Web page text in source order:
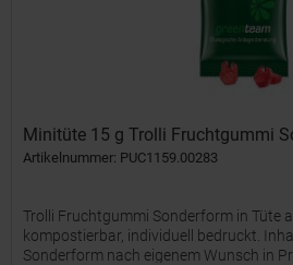
Minitüte 15 g Trolli Fruchtgummi
Artikelnummer: PUC1159.00283
Trolli Fruchtgummi Sonderform in Tüte
kompostierbar, individuell bedruckt.
Sonderform nach eigenem Wunsch in